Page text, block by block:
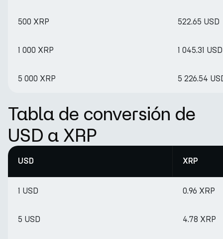
500 XRP 522.65 USD
1 000 XRP 1 045.31 USD
5 000 XRP 5 226.54
Tabla de conversión de
USD a XRP
USD XRP
1 USD 0.96 XRP
5 USD 4.78 XRP